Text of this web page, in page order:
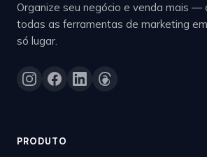
Organize seu negócio e venda mais —
todas as ferramentas de marketing
só lugar.
PRODUTO